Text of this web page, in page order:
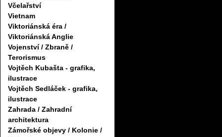
Včelařství
Vietnam
Viktoriánská éra /
Viktoriánská Anglie
Vojenství / Zbraně /
Terorismus
Vojtěch Kubašta - grafika,
ilustrace
Vojtěch Sedláček - grafika,
ilustrace
Zahrada / Zahradní
architektura
Zámořské objevy / Kolonie /